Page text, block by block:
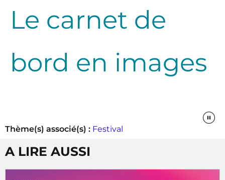
Le carnet de
bord en images
Thème(s) associé(s) : Festival
A LIRE AUSSI